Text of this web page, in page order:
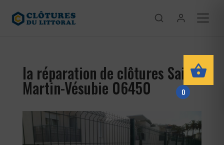
la réparation de clôtures Saint-
Martin-Vésubie 06450 0